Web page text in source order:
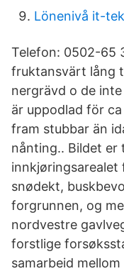
Lönenivå it-
Telefon: 0502-65
fruktansvärt lång
nergrävd o de
är uppodlad för
fram stubbar än
nånting.. Bildet
snødekt,
forgrunnen, og
nordvestre
forstlige
samarbeid